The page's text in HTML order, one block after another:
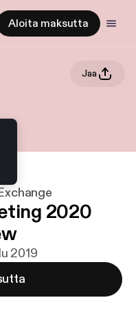
Aloita maksutta
Jaa
2020
2019